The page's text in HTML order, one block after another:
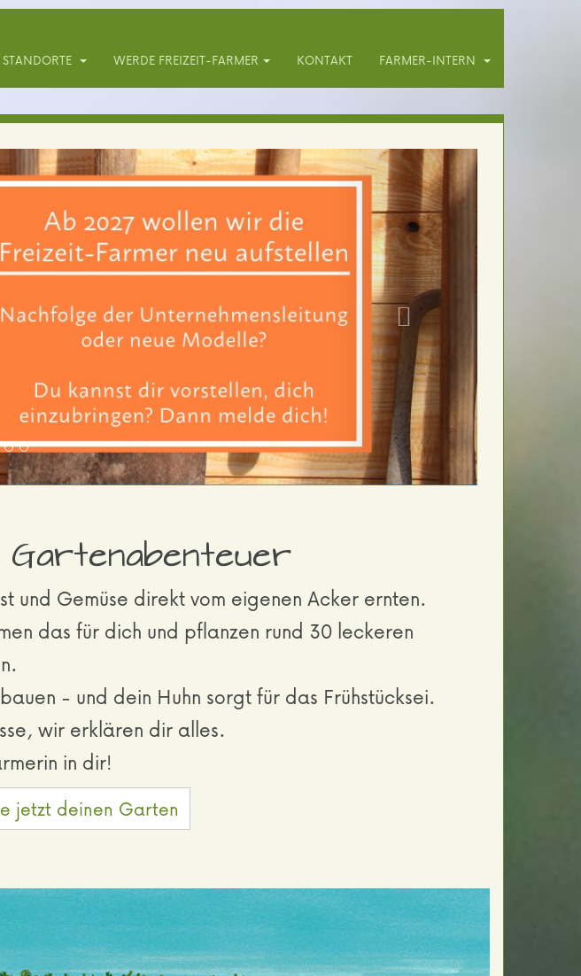
STANDORTE WERDE FREIZEIT-FARMER KONTAKT FARMER-INTERN
Garten
verschiedene Gemüsesorten,
und Beratung sind
Garten auch selbst Bepflanzen.
und Gemüse direkt vom eigenen Acker ernten.
das für dich und pflanzen rund 30 leckeren
- und dein Huhn sorgt für das Frühstücksei.
wir erklären dir alles.
in dir!
jetzt deinen Garten